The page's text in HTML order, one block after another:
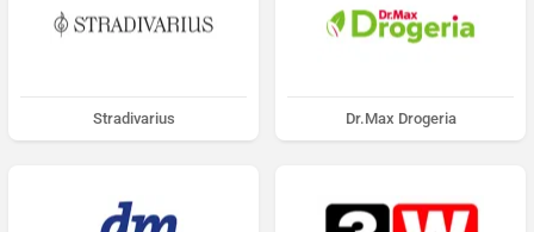
Stradivarius Dr.Max Drogeria